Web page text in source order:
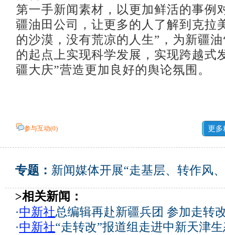
第一手新闻素材，以更加鲜活的事例
疆油田公司，让更多的人了解到克拉
的沙漠，没有荒凉的人生”，为新疆
的起点上实现科学发展，实现跨越式
疆大庆”营造更加良好的舆论氛围。
参与互动(0) 更多
专题： 新闻媒体开展“走基层、转作风
>相关新闻：
·中新社总编辑再赴新疆兵团 参加走转
·中新社“走转改”报道组走进中新天津